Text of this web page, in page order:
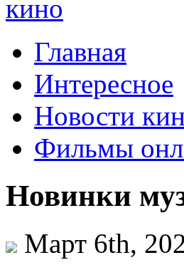
Главная
Интересное
Новости
Фильмы
Новинки
Март 6th,